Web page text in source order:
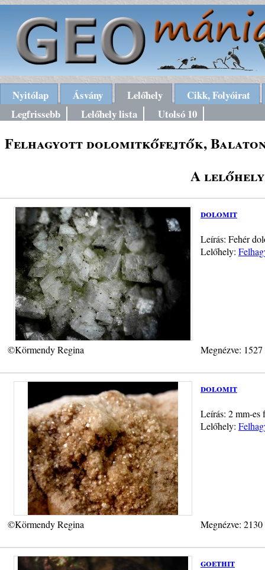
Nyitólap Ásvány Lelőhely
Cikk, Folyóirat
Legfrissebb
Lelőhely lista Utolsó 10
Felhagyott dolomitkőfejtők,
A lelőhely
dolomit
Leírás: Fehér
Lelőhely:
©Körmendy Regina Megnézve:
dolomit
Leírás: 2 mm-es
Lelőhely:
©Körmendy Regina Megnézve:
goethit